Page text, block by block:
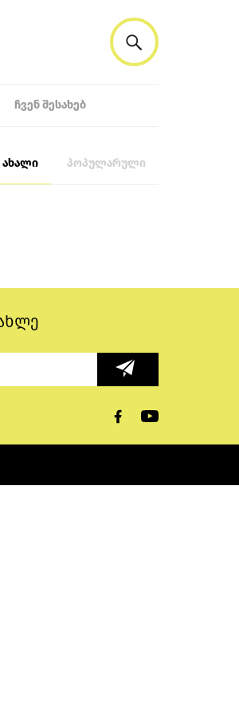
ᲩᲕᲔᲜ ᲨᲔᲡᲐᲮᲔᲑ
ახალი პოპულარული